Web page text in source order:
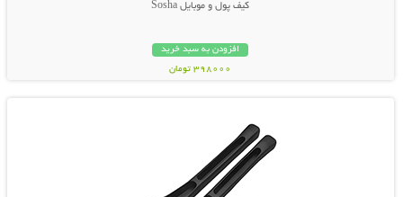
کیف پول و موبایل Sosha
افزودن به سبد خرید
398000 تومان